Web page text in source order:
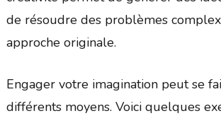
de résoudre des problèmes
approche originale.
Engager votre imagination peut se
différents moyens. Voici quelques